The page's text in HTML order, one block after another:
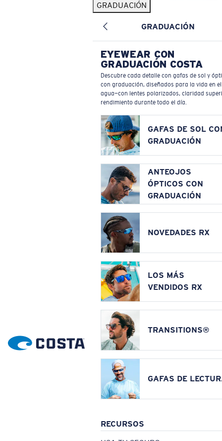
GRADUACIÓN
GRADUACIÓN
EYEWEAR CON
GRADUACIÓN COSTA
Descubre cada detalle con gafas de sol y
con graduación, diseñados para la vida en el
agua—con lentes polarizados, claridad
rendimiento durante todo el día.
GAFAS DE SOL
GRADUACIÓN
ANTEOJOS
ÓPTICOS CON
GRADUACIÓN
NOVEDADES RX
LOS MÁS
VENDIDOS RX
TRANSITIONS®
GAFAS DE
RECURSOS